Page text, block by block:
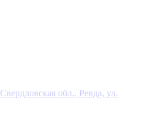
Свердловская обл., Ревда, ул.